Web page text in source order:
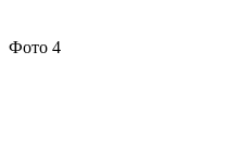
Фото 4